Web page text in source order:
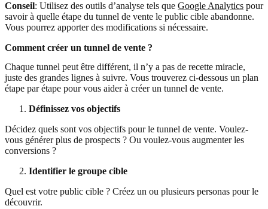
Conseil: Utilisez des outils d’analyse tels que Google Analytics pour
savoir à quelle étape du tunnel de vente le public cible abandonne.
Vous pourrez apporter des modifications si nécessaire.
Comment créer un tunnel de vente ?
Chaque tunnel peut être différent, il n’y a pas de recette miracle,
juste des grandes lignes à suivre. Vous trouverez ci-dessous un plan
étape par étape pour vous aider à créer un tunnel de vente.
Définissez vos objectifs
Décidez quels sont vos objectifs pour le tunnel de vente. Voulez-
vous générer plus de prospects ? Ou voulez-vous augmenter les
conversions ?
Identifier le groupe cible
Quel est votre public cible ? Créez un ou plusieurs personas pour le
découvrir.